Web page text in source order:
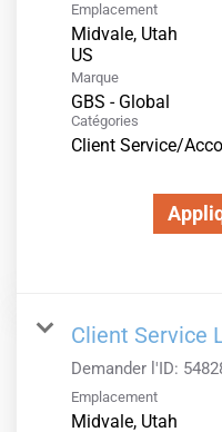
Emplacement
Midvale, Utah
Marque
GBS - Global
Catégories
Client Service/
Client Service
Demander l'ID:
Emplacement
Midvale, Utah